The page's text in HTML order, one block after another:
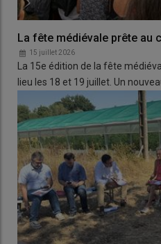
La fête médiévale prête au
15 juillet 2026
La 15e édition de la fête
lieu les 18 et 19 juillet. Un